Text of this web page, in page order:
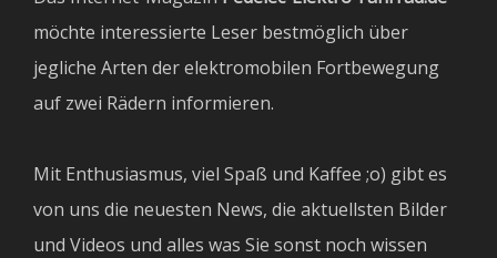
möchte interessierte Leser bestmöglich über
jegliche Arten der elektromobilen Fortbewegung
auf zwei Rädern informieren.
Mit Enthusiasmus, viel Spaß und Kaffee ;o) gibt es
von uns die neuesten News, die aktuellsten Bilder
und Videos und alles was Sie sonst noch wissen